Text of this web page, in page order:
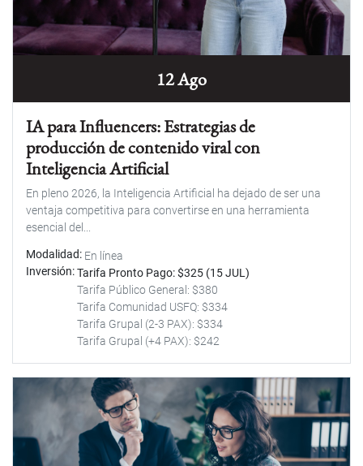
12 Ago
IA para Influencers: Estrategias de
producción de contenido viral con
Inteligencia Artificial
En pleno 2026, la Inteligencia Artificial ha dejado de ser una
ventaja competitiva para convertirse en una herramienta
esencial del...
Modalidad En línea
Inversión Tarifa Pronto Pago: $325 (15 JUL)
Tarifa Público General: $380
Tarifa Comunidad USFQ: $334
Tarifa Grupal (2-3 PAX): $334
Tarifa Grupal (+4 PAX): $242